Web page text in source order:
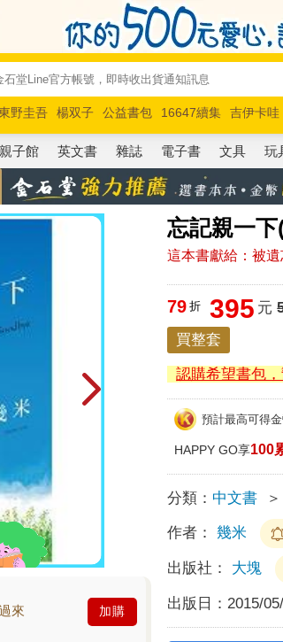
野圭吾 楊双子 公益書包 16647續集 吉伊卡哇
賽 路邊攤新作 馬斯克 玩具總動員5 超慢跑
親子館 英文書 雜誌 電子書 文具 玩
忘記親一下
這本書獻給：被遺
來 加購
79 折 395 元
買整套
認購希望書包
預計最高可得
HAPPY GO享100
分類： 中文書 ＞
作者： 幾米
出版社： 大塊
出版日： 2015/